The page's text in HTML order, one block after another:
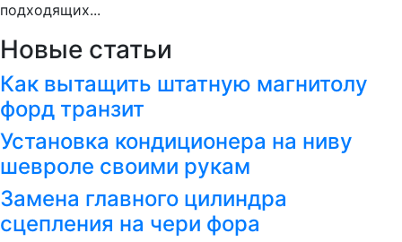
подходящих...
Новые статьи
Как вытащить штатную магнитолу
форд транзит
Установка кондиционера на ниву
шевроле своими рукам
Замена главного цилиндра
сцепления на чери фора